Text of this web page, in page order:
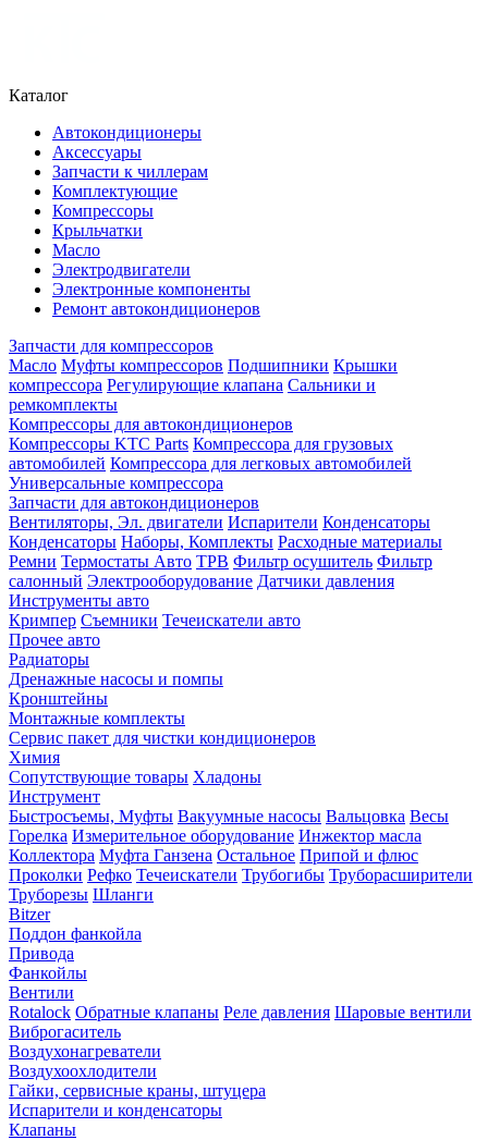
Каталог
Автокондиционеры
Аксессуары
Запчасти к чиллерам
Комплектующие
Компрессоры
Крыльчатки
Масло
Электродвигатели
Электронные компоненты
Ремонт автокондиционеров
Запчасти для компрессоров
Масло Муфты компрессоров Подшипники Крышки
компрессора Регулирующие клапана Сальники и
ремкомплекты
Компрессоры для автокондиционеров
Компрессоры KTC Parts Компрессора для грузовых
автомобилей Компрессора для легковых автомобилей
Универсальные компрессора
Запчасти для автокондиционеров
Вентиляторы, Эл. двигатели Испарители Конденсаторы
Конденсаторы Наборы, Комплекты Расходные материалы
Ремни Термостаты Авто ТРВ Фильтр осушитель Фильтр
салонный Электрооборудование Датчики давления
Инструменты авто
Кримпер Съемники Течеискатели авто
Прочее авто
Радиаторы
Дренажные насосы и помпы
Кронштейны
Монтажные комплекты
Сервис пакет для чистки кондиционеров
Химия
Сопутствующие товары Хладоны
Инструмент
Быстросъемы, Муфты Вакуумные насосы Вальцовка Весы
Горелка Измерительное оборудование Инжектор масла
Коллектора Муфта Ганзена Остальное Припой и флюс
Проколки Рефко Течеискатели Трубогибы Труборасширители
Труборезы Шланги
Bitzer
Поддон фанкойла
Привода
Фанкойлы
Вентили
Rotalock Обратные клапаны Реле давления Шаровые вентили
Виброгаситель
Воздухонагреватели
Воздухоохлодители
Гайки, сервисные краны, штуцера
Испарители и конденсаторы
Клапаны